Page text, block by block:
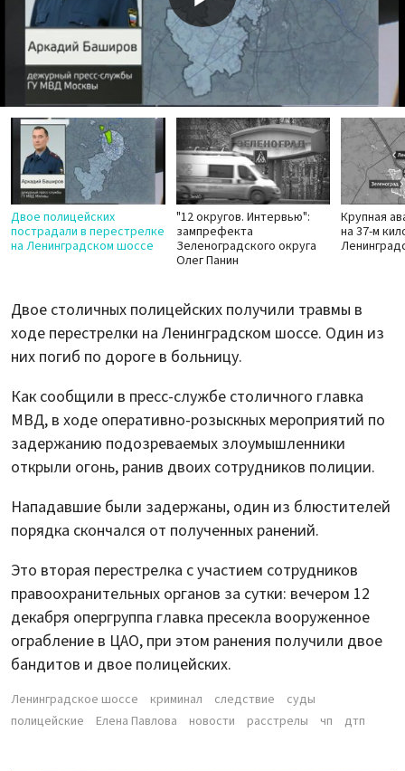
Play
Video
Двое полицейских
пострадали в перестрелке
на Ленинградском шоссе
"12 округов. Интервью":
зампрефекта
Зеленоградского округа
Олег Панин
Крупная
на 37-м
Двое столичных полицейских получили травмы в
ходе перестрелки на Ленинградском шоссе. Один из
них погиб по дороге в больницу.
Как сообщили в пресс-службе столичного главка
МВД, в ходе оперативно-розыскных мероприятий по
задержанию подозреваемых злоумышленники
открыли огонь, ранив двоих сотрудников полиции.
Нападавшие были задержаны, один из блюстителей
порядка скончался от полученных ранений.
Это вторая перестрелка с участием сотрудников
правоохранительных органов за сутки: вечером 12
декабря опергруппа главка пресекла вооруженное
ограбление в ЦАО, при этом ранения получили двое
бандитов и двое полицейских.
Ленинградское шоссе криминал следствие
суды
полицейские
Елена Павлова новости расстрелы чп дтп